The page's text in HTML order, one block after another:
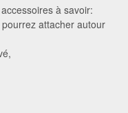
à savoir:
attacher autour